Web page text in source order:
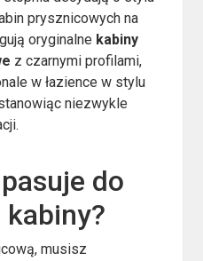
prysznicowych na
oryginalne kabiny
z czarnymi profilami,
w łazience w stylu
niezwykle
do
musisz